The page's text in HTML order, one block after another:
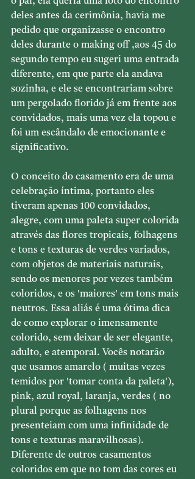
deles antes da cerimônia, havia me
pedido que organizasse o encontro
deles durante o making off ,aos 45 do
segundo tempo eu sugeri uma entrada
diferente, em que parte ela andava
sozinha, e ele se encontrariam sobre
um pergolado florido já em frente aos
convidados, mais uma vez ela topou e
foi um escândalo de emocionante e
significativo.
O conceito do casamento era de uma
celebração íntima, portanto eles
tiveram apenas 100 convidados,
alegre, com uma paleta super colorida
através das flores tropicais, folhagens
e tons e texturas de verdes variados,
com objetos de materiais naturais,
sendo os menores por vezes também
coloridos, e os 'maiores' em tons mais
neutros. Essa aliás é uma ótima dica
de como explorar o imensamente
colorido, sem deixar de ser elegante,
adulto, e atemporal. Vocês notarão
que usamos amarelo ( muitas vezes
temidos por 'tomar conta da paleta'),
pink, azul royal, laranja, verdes ( no
plural porque as folhagens nos
presenteiam com uma infinidade de
tons e texturas maravilhosas).
Diferente de outros casamentos
coloridos em que no tom das cores eu